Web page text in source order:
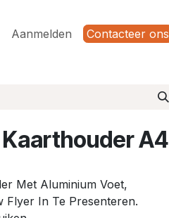
Aanmelden Contacteer ons
A4
Met Aluminium Voet,
Flyer In Te Presenteren.